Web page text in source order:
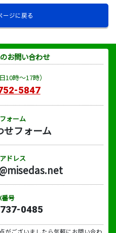
ージに戻る
お問い合わせ
10時～17時）
5847
ォーム
せフォーム
ドレス
番号
0485